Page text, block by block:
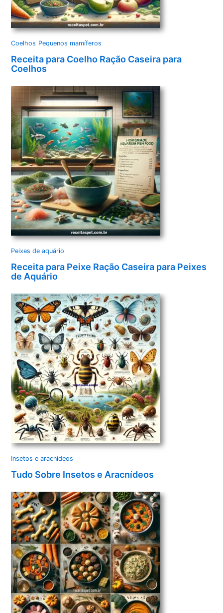
Coelhos Pequenos mamíferos
Receita para Coelho Ração Caseira para
Coelhos
Peixes de aquário
Receita para Peixe Ração Caseira para Peixes
de Aquário
Insetos e aracnídeos
Tudo Sobre Insetos e Aracnídeos